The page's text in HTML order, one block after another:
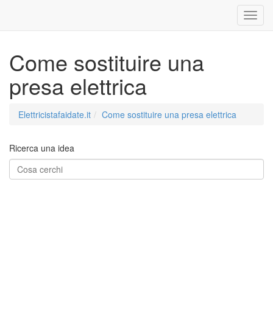
Come sostituire una
presa elettrica
Elettricistafaidate.it Come sostituire una presa elettrica
Ricerca una idea